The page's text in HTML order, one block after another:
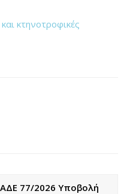
κτηνοτροφικές
ΑΔΕ 77/2026 Υποβολή